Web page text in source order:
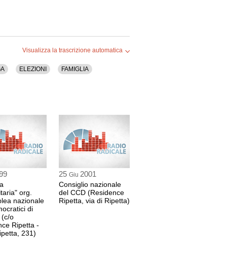
Visualizza la trascrizione automatica
ELEZIONI FAMIGLIA
org.
nazionale
di
(c/o
Ripetta -
231)
25 Giu 2001
Consiglio nazionale
del CCD (Residence
Ripetta, via di Ripetta)